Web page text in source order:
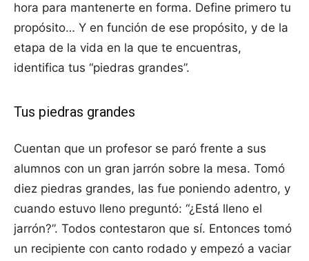
hora para mantenerte en forma. Define primero tu
propósito… Y en función de ese propósito, y de la
etapa de la vida en la que te encuentras,
identifica tus “piedras grandes”.
Tus piedras grandes
Cuentan que un profesor se paró frente a sus
alumnos con un gran jarrón sobre la mesa. Tomó
diez piedras grandes, las fue poniendo adentro, y
cuando estuvo lleno preguntó: “¿Está lleno el
jarrón?”. Todos contestaron que sí. Entonces tomó
un recipiente con canto rodado y empezó a vaciar